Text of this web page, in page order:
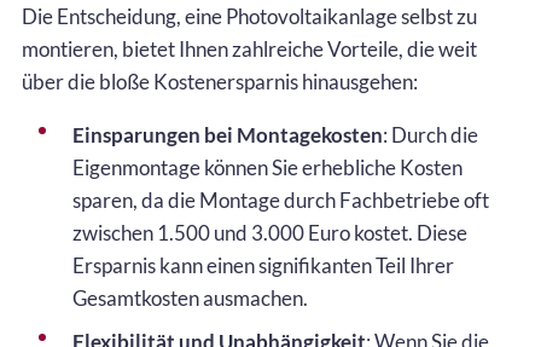
Die Entscheidung, eine Photovoltaikanlage selbst zu
montieren, bietet Ihnen zahlreiche Vorteile, die weit
über die bloße Kostenersparnis hinausgehen:
Einsparungen bei Montagekosten: Durch die
Eigenmontage können Sie erhebliche Kosten
sparen, da die Montage durch Fachbetriebe oft
zwischen 1.500 und 3.000 Euro kostet. Diese
Ersparnis kann einen signifikanten Teil Ihrer
Gesamtkosten ausmachen.
Flexibilität und Unabhängigkeit: Wenn Sie die